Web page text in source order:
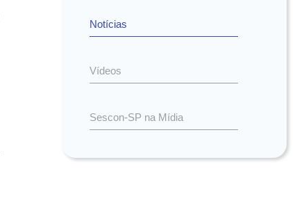
Notícias
Vídeos
Sescon-SP na Mídia